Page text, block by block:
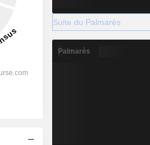
Suite du Palmarès
Palmarès